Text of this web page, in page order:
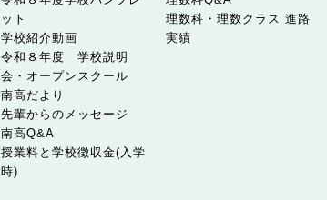
ット
学校紹介動画
令和８年度 学校説明
会・オープンスクール
南高だより
先輩からのメッセージ
南高Q&A
授業料と学校徴収金(入学
時)
理数科・理数クラス 進路
実績